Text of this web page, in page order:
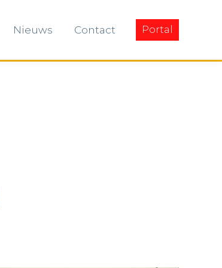
Nieuws Contact Portal
Nieuws Contact Portal